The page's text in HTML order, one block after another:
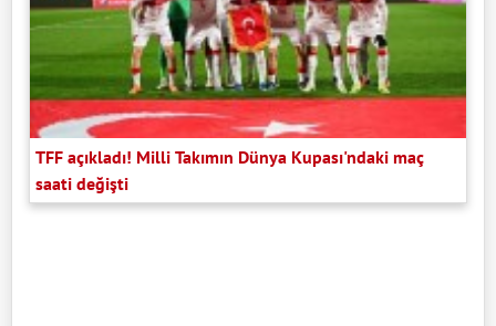
TFF açıkladı! Milli Takımın Dünya Kupası'ndaki maç
saati değişti